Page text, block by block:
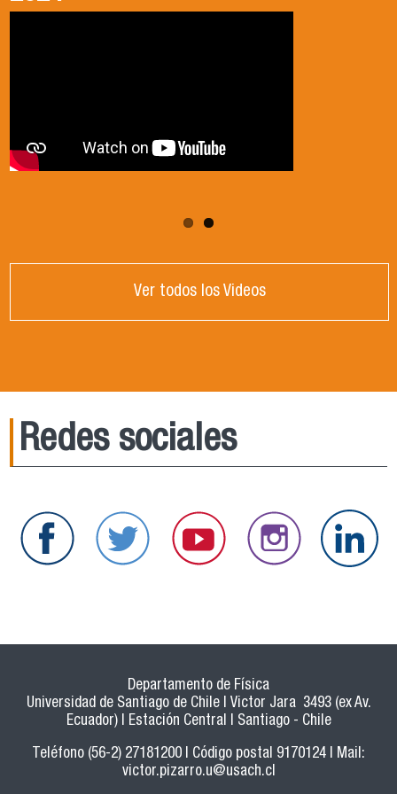
Ver todos los Videos
Redes sociales
Departamento de Física
Universidad de Santiago de Chile | Victor Jara 3493 (ex Av.
Ecuador) | Estación Central | Santiago - Chile
Teléfono (56-2) 27181200 | Código postal 9170124 | Mail:
victor.pizarro.u@usach.cl